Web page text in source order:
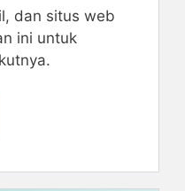
dan situs web
ini untuk